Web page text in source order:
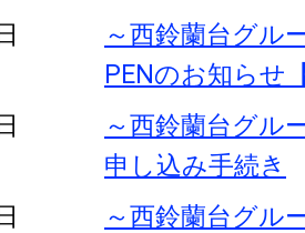
～西鈴蘭台グル
PENのお知らせ
～西鈴蘭台グル
申し込み手続き
～西鈴蘭台グル